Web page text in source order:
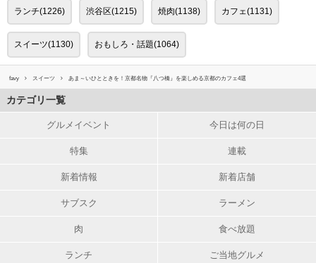
ランチ(1226) 渋谷区(1215) 焼肉(1138) カフェ(1131)
スイーツ(1130) おもしろ・話題(1064)
favy スイーツ あま～いひとときを！京都名物『八つ橋』を楽しめる京都のカフェ4選
カテゴリ一覧
グルメイベント 今日は何の日
特集 連載
新着情報 新着店舗
サブスク ラーメン
肉 食べ放題
ランチ ご当地グルメ